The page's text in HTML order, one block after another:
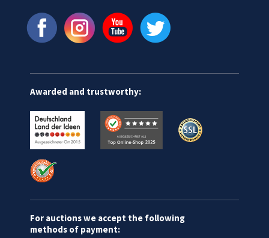
Awarded and trustworthy:
For auctions we accept the following
methods of payment: